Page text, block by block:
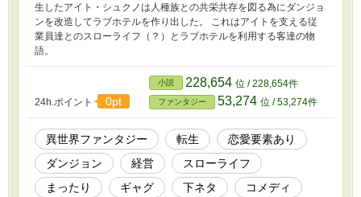
生したアイト・シュクノは人種族との共栄共存を図る為にダンジョ
ンを改造してラブホテルを作り出した。 これはアイトを支える従
業員達とのスローライフ（？）とラブホテルを利用する客達の物
語。
24h.ポイント 0pt
小説 228,654 位 / 228,654件
ファンタジー 53,274 位 / 53,274件
異世界ファンタジー 転生
恋愛要素あり
ダンジョン
経営
スローライフ
まったり
ギャグ 下ネタ コメディ